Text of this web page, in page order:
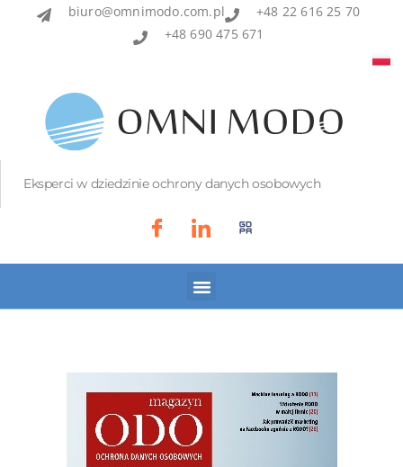
biuro@omnimodo.com.pl
+48 22 616 25 70
+48 690 475 671
Eksperci w dziedzinie ochrony danych osobowych